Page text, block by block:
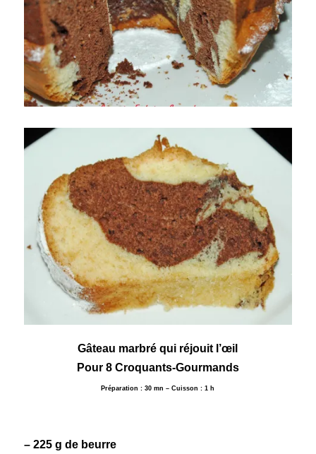
Gâteau marbré qui réjouit l’œil
Pour 8 Croquants-Gourmands
Préparation : 30 mn – Cuisson : 1 h
– 225 g de beurre